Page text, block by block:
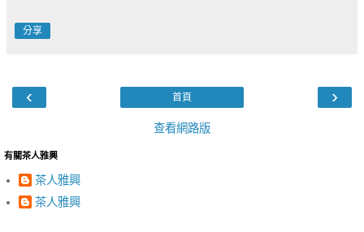
分享
‹ ›
首頁
查看網路版
有關茶人雅興
茶人雅興
茶人雅興